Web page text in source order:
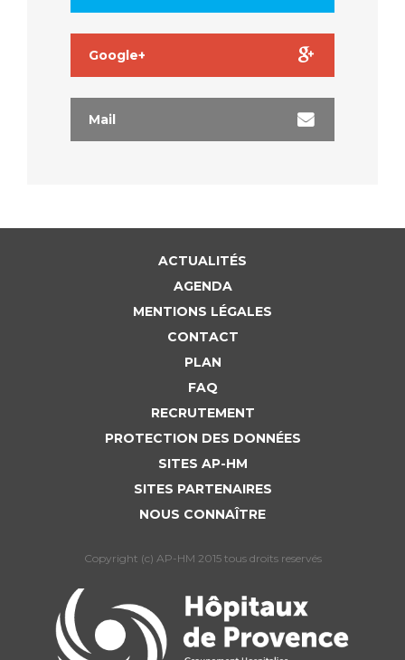
Google+
Mail
ACTUALITÉS
AGENDA
MENTIONS LÉGALES
CONTACT
PLAN
FAQ
RECRUTEMENT
PROTECTION DES DONNÉES
SITES AP-HM
SITES PARTENAIRES
NOUS CONNAÎTRE
Copyright (c) AP-HM 2015 tous droits reservés